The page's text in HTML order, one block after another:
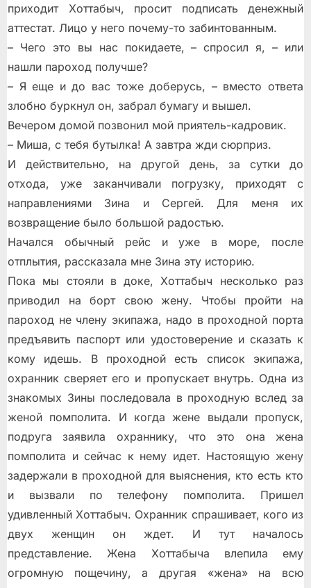
приходит Хоттабыч, просит подписать денежный
аттестат. Лицо у него почему-то забинтованным.
– Чего это вы нас покидаете, – спросил я, – или
нашли пароход получше?
– Я еще и до вас тоже доберусь, – вместо ответа
злобно буркнул он, забрал бумагу и вышел.
Вечером домой позвонил мой приятель-кадровик.
– Миша, с тебя бутылка! А завтра жди сюрприз.
И действительно, на другой день, за сутки до
отхода, уже заканчивали погрузку, приходят с
направлениями Зина и Сергей. Для меня их
возвращение было большой радостью.
Начался обычный рейс и уже в море, после
отплытия, рассказала мне Зина эту историю.
Пока мы стояли в доке, Хоттабыч несколько раз
приводил на борт свою жену. Чтобы пройти на
пароход не члену экипажа, надо в проходной порта
предъявить паспорт или удостоверение и сказать к
кому идешь. В проходной есть список экипажа,
охранник сверяет его и пропускает внутрь. Одна из
знакомых Зины последовала в проходную вслед за
женой помполита. И когда жене выдали пропуск,
подруга заявила охраннику, что это она жена
помполита и сейчас к нему идет. Настоящую жену
задержали в проходной для выяснения, кто есть кто
и вызвали по телефону помполита. Пришел
удивленный Хоттабыч. Охранник спрашивает, кого из
двух женщин он ждет. И тут началось
представление. Жена Хоттабыча влепила ему
огромную пощечину, а другая «жена» на всю